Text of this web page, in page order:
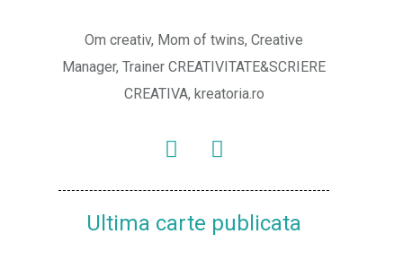
Om creativ, Mom of twins, Creative
Manager, Trainer CREATIVITATE&SCRIERE
CREATIVA, kreatoria.ro
Ultima carte publicata